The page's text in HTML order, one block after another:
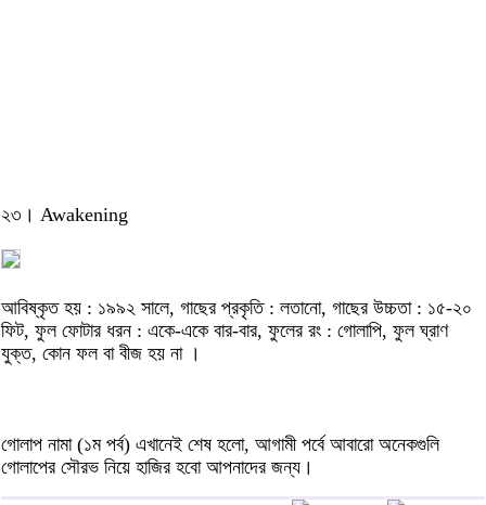
২৩। Awakening
আবিষ্কৃত হয় : ১৯৯২ সালে, গাছের প্রকৃতি : লতানো, গাছের উচ্চতা : ১৫-২০
ফিট, ফুল ফোটার ধরন : একে-একে বার-বার, ফুলের রং : গোলাপি, ফুল ঘ্রাণ
যুক্ত, কোন ফল বা বীজ হয় না ।
গোলাপ নামা (১ম পর্ব) এখানেই শেষ হলো, আগামী পর্বে আবারো অনেকগুলি
গোলাপের সৌরভ নিয়ে হাজির হবো আপনাদের জন্য।